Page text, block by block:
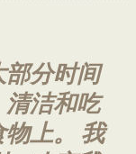
分时间
洁和吃
上。
我